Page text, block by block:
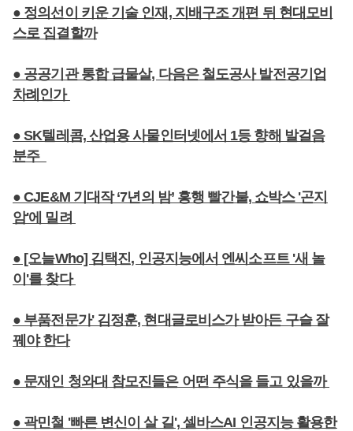
● 정의선이 키운 기술 인재, 지배구조 개편 뒤 현대모비
스로 집결할까
● 공공기관 통합 급물살, 다음은 철도공사 발전공기업
차례인가
● SK텔레콤, 산업용 사물인터넷에서 1등 향해 발걸음
분주
● CJE&M 기대작 ‘7년의 밤’ 흥행 빨간불, 쇼박스 '곤지
암'에 밀려
● [오늘Who] 김택진, 인공지능에서 엔씨소프트 '새 놀
이'를 찾다
● 부품전문가' 김정훈, 현대글로비스가 받아든 구슬 잘
꿰야 한다
● 문재인 청와대 참모진들은 어떤 주식을 들고 있을까
● 곽민철 '빠른 변신이 살 길', 셀바스AI 인공지능 활용한